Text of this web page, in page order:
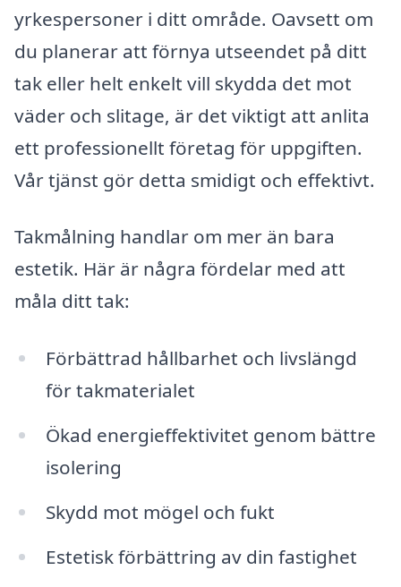
yrkespersoner i ditt område. Oavsett om
du planerar att förnya utseendet på ditt
tak eller helt enkelt vill skydda det mot
väder och slitage, är det viktigt att anlita
ett professionellt företag för uppgiften.
Vår tjänst gör detta smidigt och effektivt.
Takmålning handlar om mer än bara
estetik. Här är några fördelar med att
måla ditt tak:
Förbättrad hållbarhet och livslängd
för takmaterialet
Ökad energieffektivitet genom bättre
isolering
Skydd mot mögel och fukt
Estetisk förbättring av din fastighet